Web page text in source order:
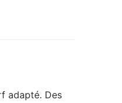
adapté. Des